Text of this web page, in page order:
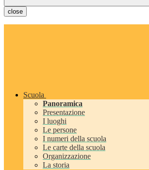
close
Scuola
Panoramica
Presentazione
I luoghi
Le persone
I numeri della scuola
Le carte della scuola
Organizzazione
La storia